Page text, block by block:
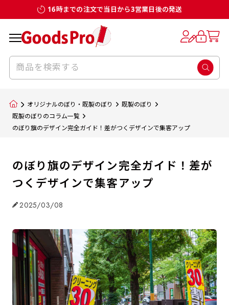
16時までの注文で当日から3営業日後の発送
オリジナルのぼり・既製のぼり
既製のぼり
既製のぼりのコラム一覧
のぼり旗のデザイン完全ガイド！差がつくデザインで集客アップ
のぼり旗のデザイン完全ガイド！差が
つくデザインで集客アップ
2025/03/08